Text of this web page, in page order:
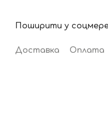
Поширити у
Доставка Оплата